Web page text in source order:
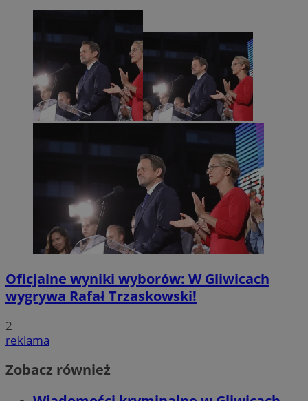
Oficjalne wyniki wyborów: W Gliwicach
wygrywa Rafał Trzaskowski!
2
reklama
Zobacz również